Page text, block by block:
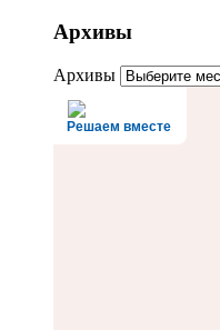
Архивы
Архивы
Решаем вместе